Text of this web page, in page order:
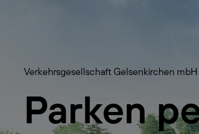
Verkehrsgesellschaft Gelsenkirchen mbH
Parken